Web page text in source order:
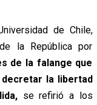
de Chile,
la República por
de la falange que
la libertad
se refirió a los